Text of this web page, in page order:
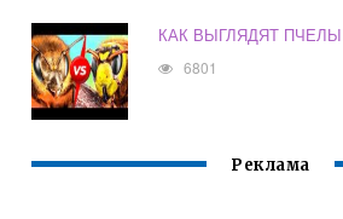
КАК ВЫГЛЯДЯТ
6801
Реклама